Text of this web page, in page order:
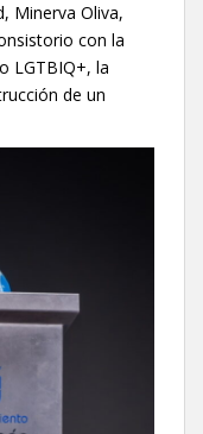
Minerva Oliva,
con la
LGTBIQ+, la
de un